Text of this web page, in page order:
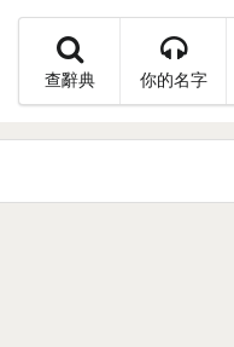
查辭典 你的名字